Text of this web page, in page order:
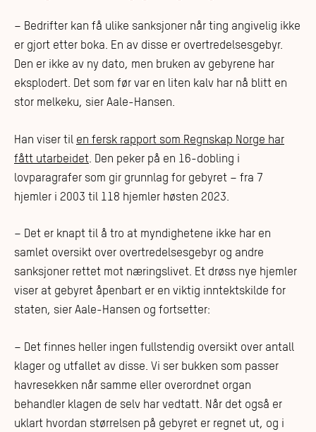
– Bedrifter kan få ulike sanksjoner når ting angivelig ikke
er gjort etter boka. En av disse er overtredelsesgebyr.
Den er ikke av ny dato, men bruken av gebyrene har
eksplodert. Det som før var en liten kalv har nå blitt en
stor melkeku, sier Aale-Hansen.
Han viser til en fersk rapport som Regnskap Norge har
fått utarbeidet. Den peker på en 16-dobling i
lovparagrafer som gir grunnlag for gebyret – fra 7
hjemler i 2003 til 118 hjemler høsten 2023.
– Det er knapt til å tro at myndighetene ikke har en
samlet oversikt over overtredelsesgebyr og andre
sanksjoner rettet mot næringslivet. Et drøss nye hjemler
viser at gebyret åpenbart er en viktig inntektskilde for
staten, sier Aale-Hansen og fortsetter:
– Det finnes heller ingen fullstendig oversikt over antall
klager og utfallet av disse. Vi ser bukken som passer
havresekken når samme eller overordnet organ
behandler klagen de selv har vedtatt. Når det også er
uklart hvordan størrelsen på gebyret er regnet ut, og i